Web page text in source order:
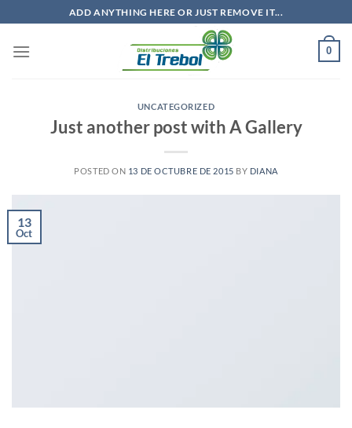
al
contenido
ADD ANYTHING HERE OR JUST REMOVE IT...
0
UNCATEGORIZED
Just another post with A Gallery
POSTED ON 13 DE OCTUBRE DE 2015 BY DIANA
13
Oct